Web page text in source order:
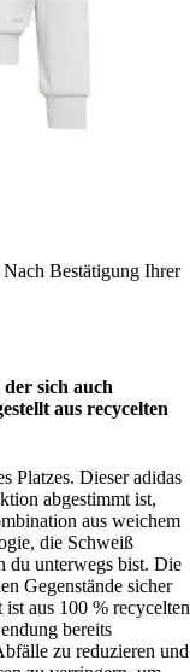
Nach Bestätigung Ihrer
sich auch
aus recycelten
Platzes. Dieser adidas
abgestimmt ist,
aus weichem
die Schweiß
du unterwegs bist. Die
Gegenstände sicher
aus 100 % recycelten
bereits
zu reduzieren und